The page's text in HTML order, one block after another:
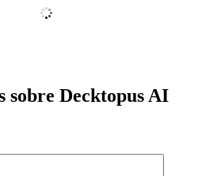
sobre Decktopus AI